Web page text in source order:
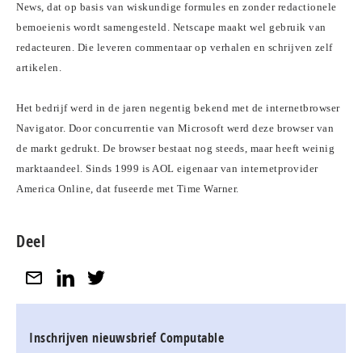
News, dat op basis van wiskundige formules en zonder redactionele
bemoeienis wordt samengesteld. Netscape maakt wel gebruik van
redacteuren. Die leveren commentaar op verhalen en schrijven zelf
artikelen.
Het bedrijf werd in de jaren negentig bekend met de internetbrowser
Navigator. Door concurrentie van Microsoft werd deze browser van
de markt gedrukt. De browser bestaat nog steeds, maar heeft weinig
marktaandeel. Sinds 1999 is AOL eigenaar van internetprovider
America Online, dat fuseerde met Time Warner.
Deel
Inschrijven nieuwsbrief Computable